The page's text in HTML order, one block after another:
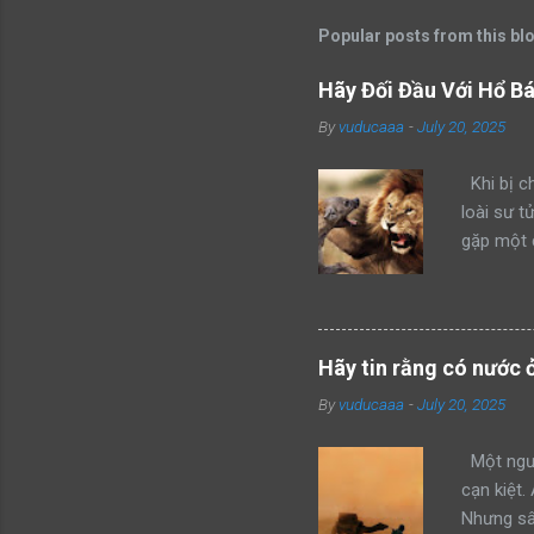
Popular posts from this
Hãy Đối Đầu Với Hổ
Byvuducaaa -July 20, 2025
Khi bị
loài sư
gặp một
mình
hổ đang
bang
của
mon
Hãy tin rằng có nước
Byvuducaaa -July 20, 2025
Một
cạn kiệt.
Nhưng